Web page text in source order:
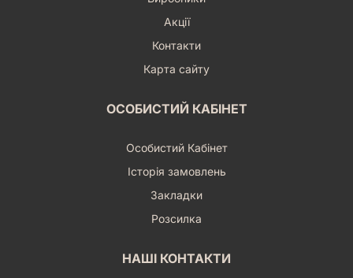
Акції
Контакти
Карта сайту
ОСОБИСТИЙ КАБІНЕТ
Особистий Кабінет
Історія замовлень
Закладки
Розсилка
НАШІ КОНТАКТИ